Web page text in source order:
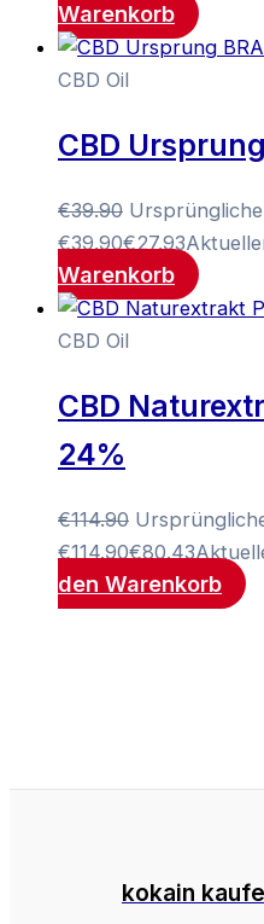
Warenkorb
CBD Oil
CBD
€39.90
€39.90€27.93
Warenkorb
CBD Oil
CBD
24%
€114.90
€114.90€80.43
den Warenkorb
kokain